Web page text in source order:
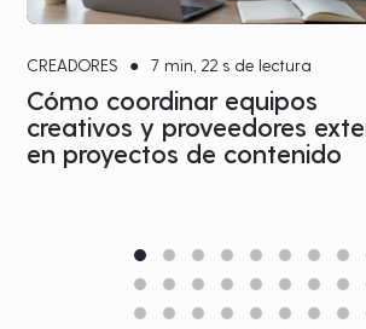
CREADORES ● 7 min, 22 s de lectura
Cómo coordinar equipos
creativos y proveedores
en proyectos de contenido